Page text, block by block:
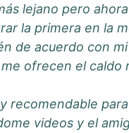
lejano pero
la primera en la
de acuerdo con
ofrecen el
recomendable
videos y el